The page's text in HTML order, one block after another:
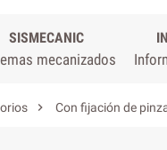
SISMECANIC
mecanizados
 Con fijación de